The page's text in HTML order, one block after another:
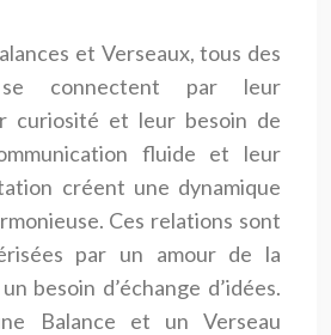
et Verseaux, tous des
se connectent par leur
curiosité et leur besoin de
fluide et leur
créent une dynamique
Ces relations sont
par un amour de la
besoin d’échange d’idées.
Balance et un Verseau